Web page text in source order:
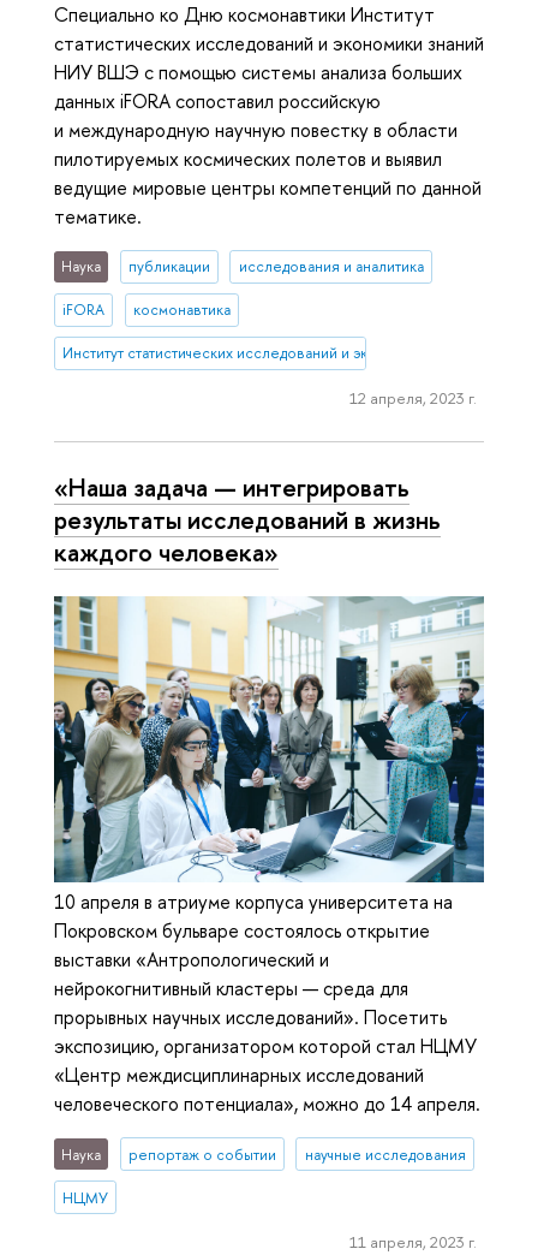
Специально ко Дню космонавтики Институт
статистических исследований и экономики знаний
НИУ ВШЭ с помощью системы анализа больших
данных iFORA сопоставил российскую
и международную научную повестку в области
пилотируемых космических полетов и выявил
ведущие мировые центры компетенций по данной
тематике.
Наука публикации исследования и аналитика
iFORA космонавтика
Институт статистических исследований и экономики знаний
12 апреля, 2023 г.
«Наша задача — интегрировать
результаты исследований в жизнь
каждого человека»
10 апреля в атриуме корпуса университета на
Покровском бульваре состоялось открытие
выставки «Антропологический и
нейрокогнитивный кластеры — среда для
прорывных научных исследований». Посетить
экспозицию, организатором которой стал НЦМУ
«Центр междисциплинарных исследований
человеческого потенциала», можно до 14 апреля.
Наука репортаж о событии научные исследования
НЦМУ
11 апреля, 2023 г.